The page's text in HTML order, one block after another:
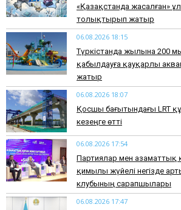
«Қазақстанда жасалған»
толықтырып жатыр
06.08.2026 18:15
Түркістанда жылына 200
қабылдауға қауқарлы
жатыр
06.08.2026 18:07
Қосшы бағытындағы LRT
кезеңге өтті
06.08.2026 17:54
Партиялар мен азаматтық
қимылы жүйелі негізде
клубының сарапшылары
06.08.2026 17:47